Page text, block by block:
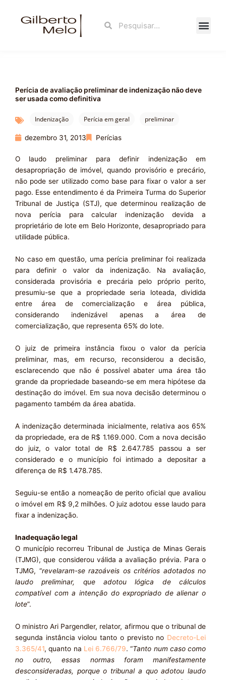
Search
Perícia de avaliação preliminar de indenização não deve
ser usada como definitiva
Indenização Perícia em geral preliminar
dezembro 31, 2013 Perícias
O laudo preliminar para definir indenização em
desapropriação de imóvel, quando provisório e precário,
não pode ser utilizado como base para fixar o valor a ser
pago. Esse entendimento é da Primeira Turma do Superior
Tribunal de Justiça (STJ), que determinou realização de
nova perícia para calcular indenização devida a
proprietário de lote em Belo Horizonte, desapropriado para
utilidade pública.
No caso em questão, uma perícia preliminar foi realizada
para definir o valor da indenização. Na avaliação,
considerada provisória e precária pelo próprio perito,
presumiu-se que a propriedade seria loteada, dividida
entre área de comercialização e área pública,
considerando indenizável apenas a área de
comercialização, que representa 65% do lote.
O juiz de primeira instância fixou o valor da perícia
preliminar, mas, em recurso, reconsiderou a decisão,
esclarecendo que não é possível abater uma área tão
grande da propriedade baseando-se em mera hipótese da
destinação do imóvel. Em sua nova decisão determinou o
pagamento também da área abatida.
A indenização determinada inicialmente, relativa aos 65%
da propriedade, era de R$ 1.169.000. Com a nova decisão
do juiz, o valor total de R$ 2.647.785 passou a ser
considerado e o município foi intimado a depositar a
diferença de R$ 1.478.785.
Seguiu-se então a nomeação de perito oficial que avaliou
o imóvel em R$ 9,2 milhões. O juiz adotou esse laudo para
fixar a indenização.
Inadequação legal
O município recorreu Tribunal de Justiça de Minas Gerais
(TJMG), que considerou válida a avaliação prévia. Para o
TJMG, “revelaram-se razoáveis os critérios adotados no
laudo preliminar, que adotou lógica de cálculos
compatível com a intenção do expropriado de alienar o
lote”.
O ministro Ari Pargendler, relator, afirmou que o tribunal de
segunda instância violou tanto o previsto no Decreto-Lei
3.365/41, quanto na Lei 6.766/79. “Tanto num caso como
no outro, essas normas foram manifestamente
desconsideradas, porque o tribunal a quo adotou laudo